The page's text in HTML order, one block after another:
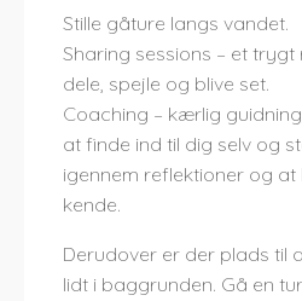
Stille gåture langs vandet.
Sharing sessions – et trygt
dele, spejle og blive set.
Coaching – kærlig
at finde ind til dig selv og
igennem reflektioner og
kende.
Derudover er der plads til
lidt i baggrunden. Gå en